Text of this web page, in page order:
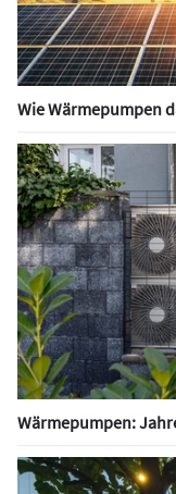
Wie Wärmepumpen
Wärmepumpen: